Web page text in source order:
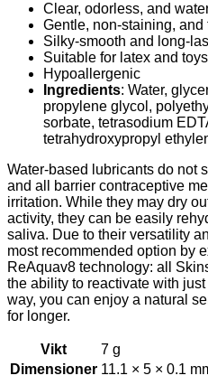
Clear, odorless, and
Gentle, non-staining, and
Silky-smooth and long-
Suitable for latex and toys
Hypoallergenic
Ingredients: Water,
propylene glycol,
sorbate, tetrasodium
tetrahydroxypropyl
Water-based lubricants do not
and all barrier contraceptive
irritation. While they may dry
activity, they can be easily
saliva. Due to their versatility
most recommended option by
ReAquav8 technology: all
the ability to reactivate with
way, you can enjoy a natural
for longer.
Vikt
7 g
Dimensioner 11.1 × 5 × 0.1